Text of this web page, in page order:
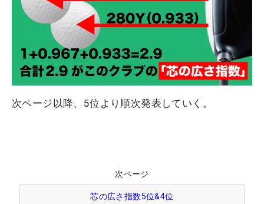
次ページ以降、5位より順次発表していく。
次ページ
芯の広さ指数5位&4位